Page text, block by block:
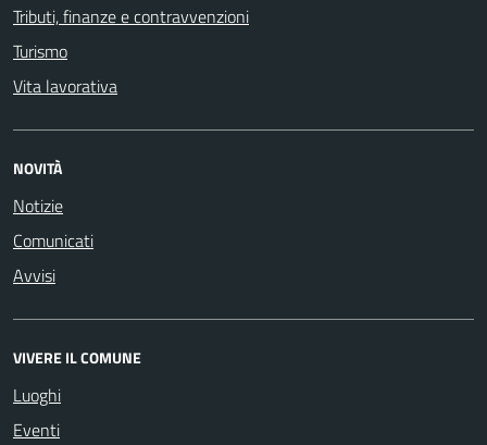
Tributi, finanze e contravvenzioni
Turismo
Vita lavorativa
NOVITÀ
Notizie
Comunicati
Avvisi
VIVERE IL COMUNE
Luoghi
Eventi